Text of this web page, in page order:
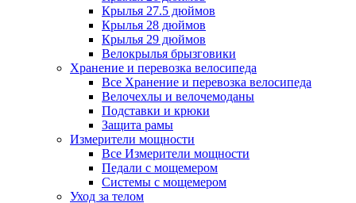
Крылья 27.5 дюймов
Крылья 28 дюймов
Крылья 29 дюймов
Велокрылья брызговики
Хранение и перевозка велосипеда
Все Хранение и перевозка велосипеда
Велочехлы и велочемоданы
Подставки и крюки
Защита рамы
Измерители мощности
Все Измерители мощности
Педали с мощемером
Системы с мощемером
Уход за телом